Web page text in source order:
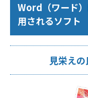
Word（ワード
用されるソフト
見栄え